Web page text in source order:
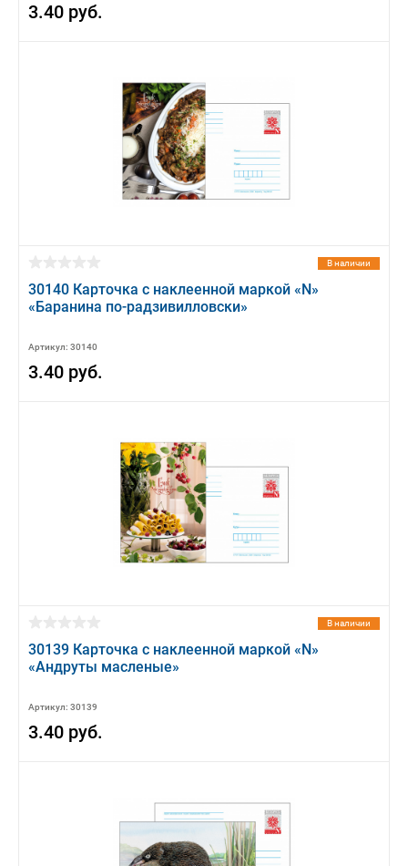
3.40 руб.
В наличии
30140 Карточка с наклеенной маркой «N»
«Баранина по-радзивилловски»
Артикул: 30140
3.40 руб.
В наличии
30139 Карточка с наклеенной маркой «N»
«Андруты масленые»
Артикул: 30139
3.40 руб.